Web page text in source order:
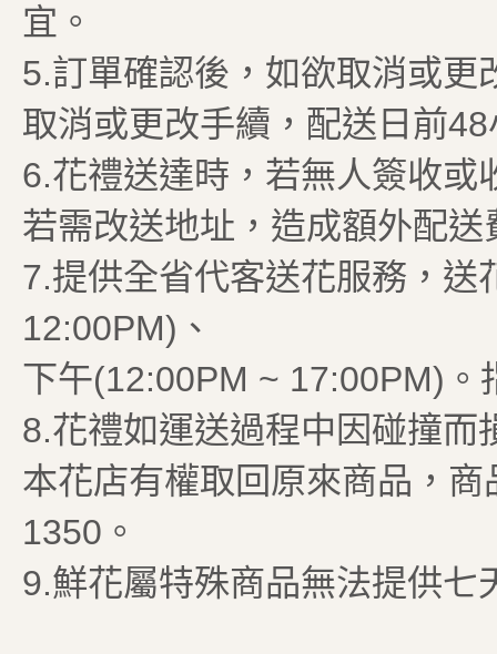
宜。
5.訂單確認後，如欲取消或更
取消或更改手續，配送日前
6.花禮送達時，若無人簽收或
若需改送地址，造成額外配
7.提供全省代客送花服務，
12:00PM)、
下午(12:00PM ~ 17:00PM)。
8.花禮如運送過程中因碰撞而
本花店有權取回原來商品，
1350。
9.鮮花屬特殊商品無法提供七